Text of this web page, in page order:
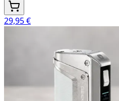
29,95 €